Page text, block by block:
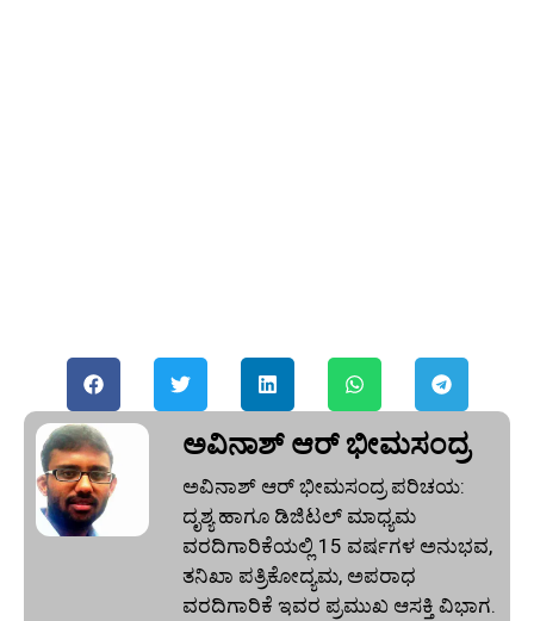
ಅವಿನಾಶ್‌ ಆರ್‌ ಭೀಮಸಂದ್ರ
ಅವಿನಾಶ್‌ ಆರ್‌ ಭೀಮಸಂದ್ರ ಪರಿಚಯ:
ದೃಶ್ಯ ಹಾಗೂ ಡಿಜಿಟಲ್ ಮಾಧ್ಯಮ
ವರದಿಗಾರಿಕೆಯಲ್ಲಿ 15 ವರ್ಷಗಳ ಅನುಭವ,
ತನಿಖಾ ಪತ್ರಿಕೋದ್ಯಮ, ಅಪರಾಧ
ವರದಿಗಾರಿಕೆ ಇವರ ಪ್ರಮುಖ ಆಸಕ್ತಿ ವಿಭಾಗ.